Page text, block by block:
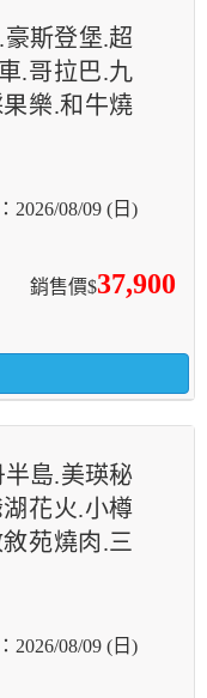
斯登堡.超
.哥拉巴.九
樂.和牛燒
2026/08/09 (日)
銷售價$37,900
島.美瑛秘
花火.小樽
苑燒肉.三
2026/08/09 (日)